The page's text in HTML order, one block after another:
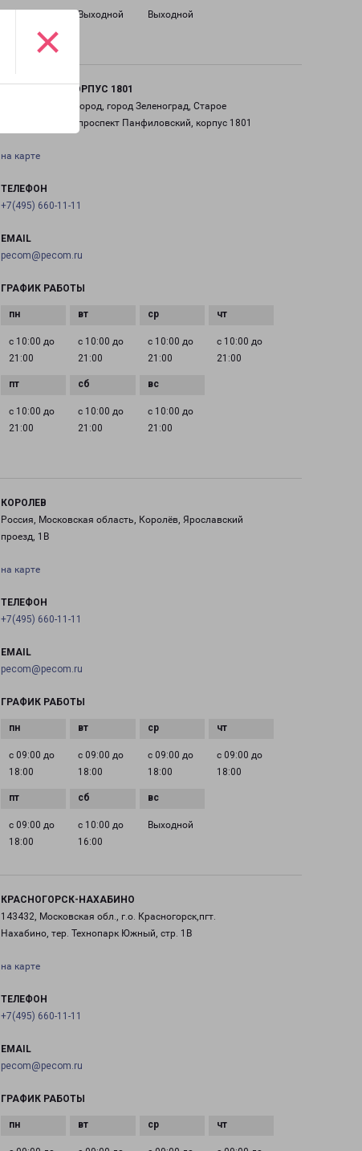
×
Выходной Выходной
ЗЕЛЕНОГРАД КОРПУС 1801
Россия, Москва город, город Зеленоград, Старое
Крюково район, проспект Панфиловский, корпус 1801
на карте
ТЕЛЕФОН
+7(495) 660-11-11
EMAIL
pecom@pecom.ru
ГРАФИК РАБОТЫ
с 10:00 до
21:00
с 10:00 до
21:00
с 10:00 до
21:00
с 10:00 до
21:00
с 10:00 до
21:00
с 10:00 до
21:00
с 10:00 до
21:00
КОРОЛЕВ
Россия, Московская область, Королёв, Ярославский
проезд, 1В
на карте
ТЕЛЕФОН
+7(495) 660-11-11
EMAIL
pecom@pecom.ru
ГРАФИК РАБОТЫ
с 09:00 до
18:00
с 09:00 до
18:00
с 09:00 до
18:00
с 09:00 до
18:00
с 09:00 до
18:00
с 10:00 до
16:00
Выходной
КРАСНОГОРСК-НАХАБИНО
143432, Московская обл., г.о. Красногорск,пгт.
Нахабино, тер. Технопарк Южный, стр. 1В
на карте
ТЕЛЕФОН
+7(495) 660-11-11
EMAIL
pecom@pecom.ru
ГРАФИК РАБОТЫ